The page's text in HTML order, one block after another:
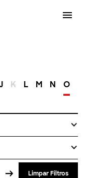
K L M N O
Limpar Filtros